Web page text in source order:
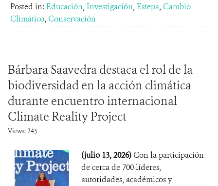
Posted in: Educación, Investigación, Estepa, Cambio
Climático, Conservación
Bárbara Saavedra destaca el rol de la
biodiversidad en la acción climática
durante encuentro internacional
Climate Reality Project
Views: 245
(julio 13, 2026) Con la participación
de cerca de 700 líderes,
autoridades, académicos y